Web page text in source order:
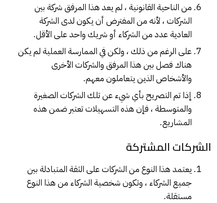
من الناحية القانونية ، لم يعد هذا المرفق شركة بين
الشركات ، لأنه من المفترض أن يكون لدى الشركة
العادية عدد من الشركاء أو شريك واحد على الأقل.
على الرغم من ذلك ، ولكن في الممارسة العملية لم يكن
هناك فصل بين هذا المرفق والشركات الأخرى
والأشخاص الذين يتعاملون معهم.
إذا تم التصريح بأي شيء عن تلك الشركات الصغيرة
والمتوسطة ، فإن هذه التسهيلات تعتبر ضمن هذه
المشاريع.
الشركات المشتركة
يعتمد هذا النوع من الشركات على الثقة المتبادلة بين
جميع الشركاء ، وتكون شخصية الشركاء من هذا النوع
مستقلة.